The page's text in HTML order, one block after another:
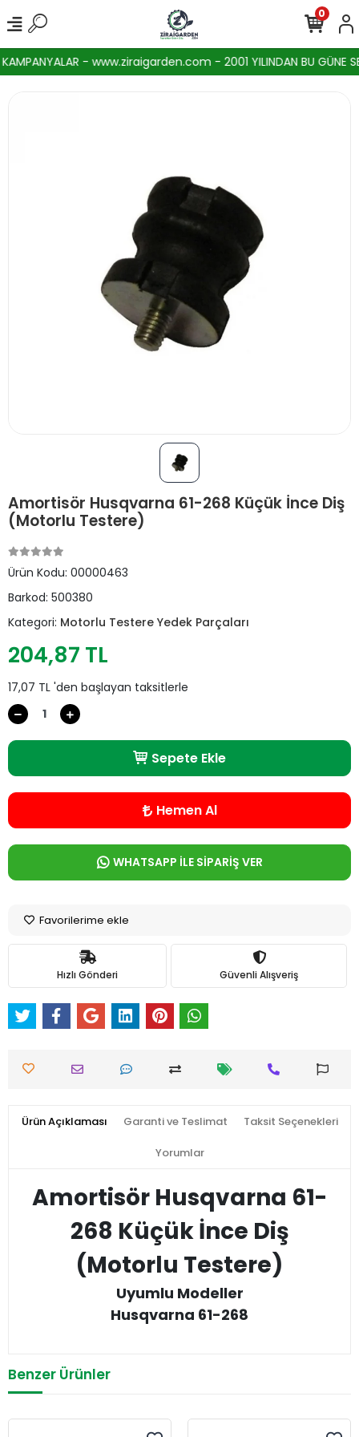
KAMPANYALAR - www.ziraigarden.com - 2001 YILINDAN BU GÜNE
0
Amortisör Husqvarna 61-268 Küçük İnce Diş
(Motorlu Testere)
Ürün Kodu: 00000463
Barkod: 500380
Kategori: Motorlu Testere Yedek Parçaları
204,87 TL
17,07 TL 'den başlayan taksitlerle
Sepete Ekle
Hemen Al
WHATSAPP İLE SİPARİŞ VER
Favorilerime ekle
Hızlı Gönderi Güvenli Alışveriş
Ürün Açıklaması Garanti ve Teslimat Taksit Seçenekleri
Yorumlar
Amortisör Husqvarna 61-
268 Küçük İnce Diş
(Motorlu Testere)
Uyumlu Modeller
Husqvarna 61-268
Benzer Ürünler